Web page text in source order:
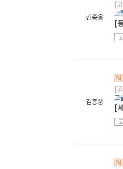
김종웅
[
고
[
김종웅
N
[
고
[
N